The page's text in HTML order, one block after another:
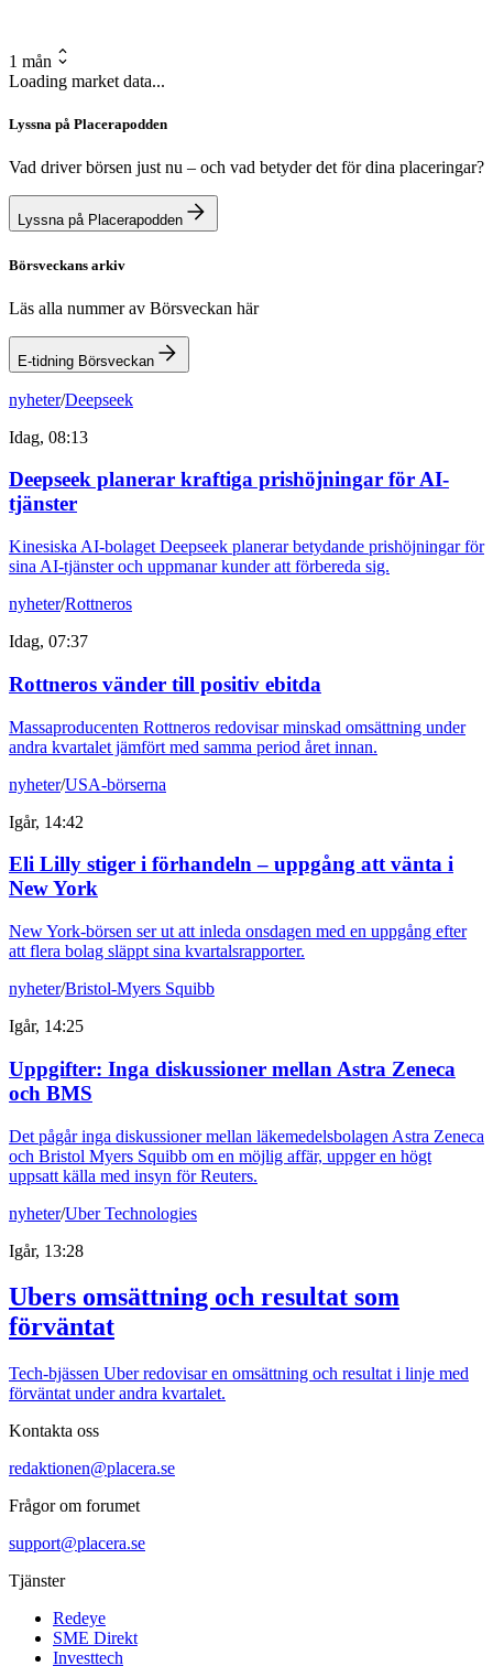
1 mån
Loading market data...
Lyssna på Placerapodden
Vad driver börsen just nu – och vad betyder det för dina placeringar?
Lyssna på Placerapodden
Börsveckans arkiv
Läs alla nummer av Börsveckan här
E-tidning Börsveckan
nyheter/Deepseek
Idag, 08:13
Deepseek planerar kraftiga prishöjningar för AI-
tjänster
Kinesiska AI-bolaget Deepseek planerar betydande prishöjningar för
sina AI-tjänster och uppmanar kunder att förbereda sig.
nyheter/Rottneros
Idag, 07:37
Rottneros vänder till positiv ebitda
Massaproducenten Rottneros redovisar minskad omsättning under
andra kvartalet jämfört med samma period året innan.
nyheter/USA-börserna
Igår, 14:42
Eli Lilly stiger i förhandeln – uppgång att vänta i
New York
New York-börsen ser ut att inleda onsdagen med en uppgång efter
att flera bolag släppt sina kvartalsrapporter.
nyheter/Bristol-Myers Squibb
Igår, 14:25
Uppgifter: Inga diskussioner mellan Astra Zeneca
och BMS
Det pågår inga diskussioner mellan läkemedelsbolagen Astra Zeneca
och Bristol Myers Squibb om en möjlig affär, uppger en högt
uppsatt källa med insyn för Reuters.
nyheter/Uber Technologies
Igår, 13:28
Ubers omsättning och resultat som
förväntat
Tech-bjässen Uber redovisar en omsättning och resultat i linje med
förväntat under andra kvartalet.
Kontakta oss
redaktionen@placera.se
Frågor om forumet
support@placera.se
Tjänster
Redeye
SME Direkt
Investtech